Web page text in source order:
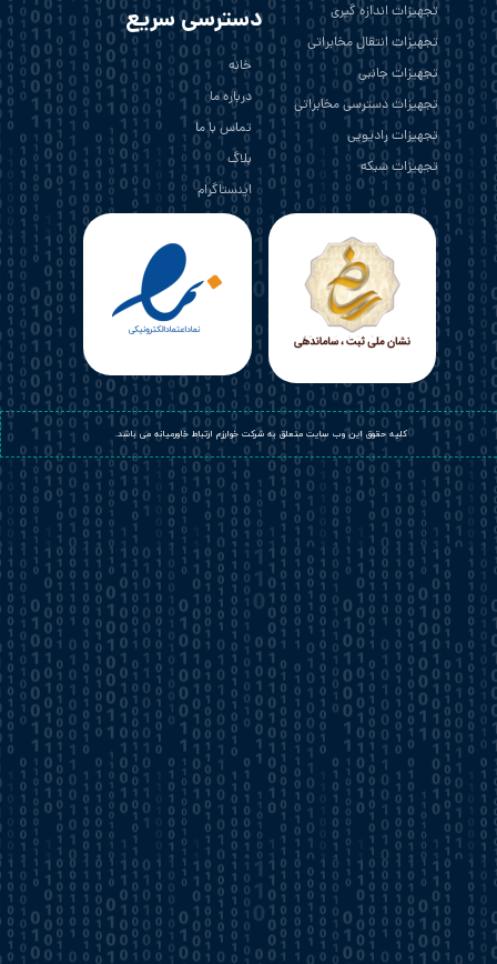
​کلیه حقوق این وب سایت متعلق به شرکت خوارزم ارتباط خاورمیانه می باشد.
دسترسی سریع
تجهیزات اندازه گیری
تجهیزات انتقال مخابراتی
تجهیزات جانبی
تجهیزات دسترسی مخابراتی
تجهیزات رادیویی
تجهیزات شبکه
خانه
درباره ما
تماس با ما
بلاگ
اینستاگرام